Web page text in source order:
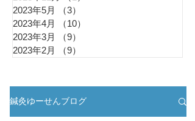
2023年5月
（3）
2023年4月
（10）
2023年3月
（9）
2023年2月
（9）
鍼灸ゆーせんブログ